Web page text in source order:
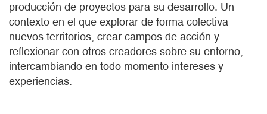
producción de proyectos para su desarrollo. Un
contexto en el que explorar de forma colectiva
nuevos territorios, crear campos de acción y
reflexionar con otros creadores sobre su entorno,
intercambiando en todo momento intereses y
experiencias.